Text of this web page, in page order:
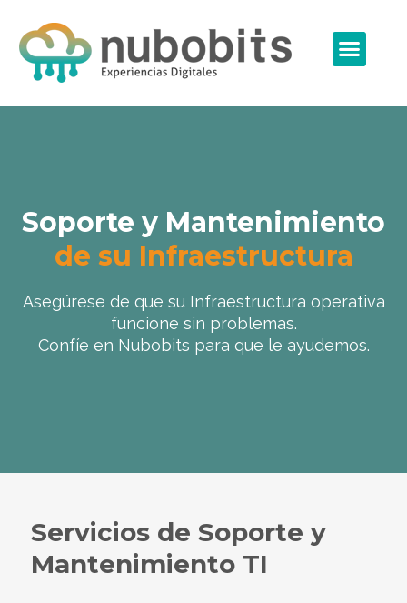
contenido
Soporte y Mantenimiento
de su Infraestructura
Asegúrese de que su Infraestructura operativa
funcione sin problemas.
Confíe en Nubobits para que le ayudemos.
Servicios de Soporte y
Mantenimiento TI